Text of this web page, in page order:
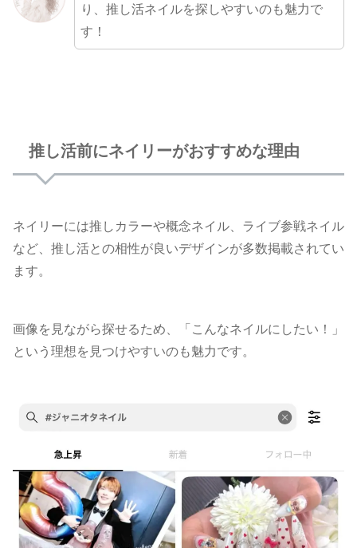
り、推し活ネイルを探しやすいのも魅力で
す！
推し活前にネイリーがおすすめな理由
ネイリーには推しカラーや概念ネイル、ライブ参戦ネイル
など、推し活との相性が良いデザインが多数掲載されてい
ます。
画像を見ながら探せるため、「こんなネイルにしたい！」
という理想を見つけやすいのも魅力です。